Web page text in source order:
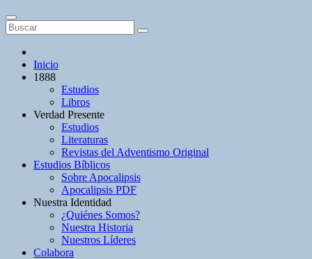
Inicio
1888
Estudios
Libros
Verdad Presente
Estudios
Literaturas
Revistas del Adventismo Original
Estudios Bíblicos
Sobre Apocalipsis
Apocalipsis PDF
Nuestra Identidad
¿Quiénes Somos?
Nuestra Historia
Nuestros Líderes
Colabora